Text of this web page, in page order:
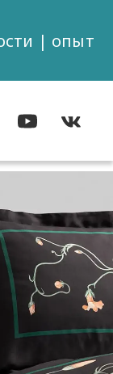
| опыт